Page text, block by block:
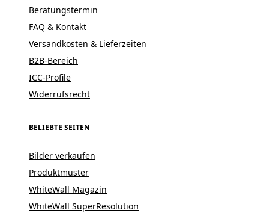
Beratungstermin
FAQ & Kontakt
Versandkosten & Lieferzeiten
B2B-Bereich
ICC-Profile
Widerrufsrecht
BELIEBTE SEITEN
Bilder verkaufen
Produktmuster
WhiteWall Magazin
WhiteWall SuperResolution